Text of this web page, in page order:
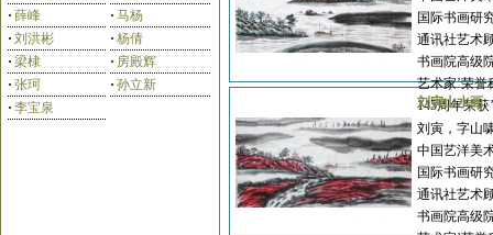
孙永茂
· 薛峰 · 马杨
· 刘洪彬 · 杨倩
· 梁棣 · 房殿辉
· 张珂 · 孙立新
· 李宝泉
国际书画研
通讯社艺术
书画院高级
艺术家’荣
145周年荣
刘寅山水画
刘寅，字山
中国艺洋美
国际书画研
通讯社艺术
书画院高级